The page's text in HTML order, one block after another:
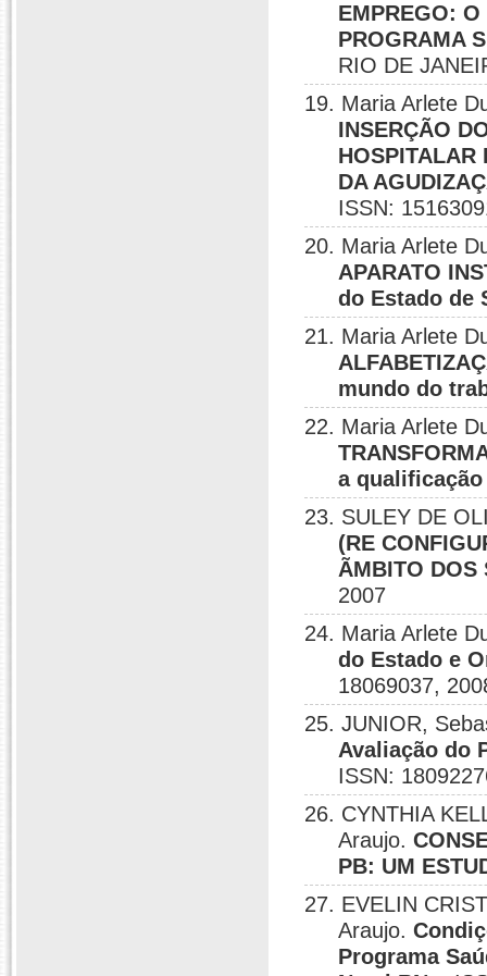
EMPREGO:
PROGRAMA
RIO DE
19. Maria Arlete
INSERÇÃO
HOSPITALAR
DA
ISSN:
20. Maria Arlete
APARATO
do Estado de
21. Maria Arlete
mundo do
22. Maria Arlete
a
23. SULEY DE
(RE
ÃMBITO DOS
2007
24. Maria Arlete
do Estado e
18069037,
25. JUNIOR,
Avaliação do
ISSN:
26. CYNTHIA
Araujo.
PB: UM
27. EVELIN
Araujo.
Programa